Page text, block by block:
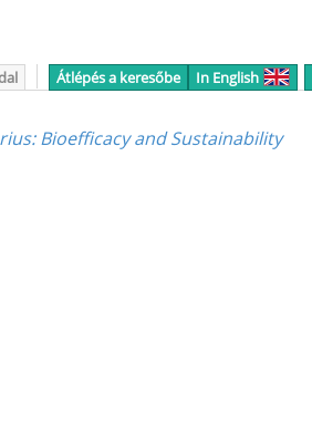
Átlépés a keresőbe In English
Bioefficacy and Sustainability